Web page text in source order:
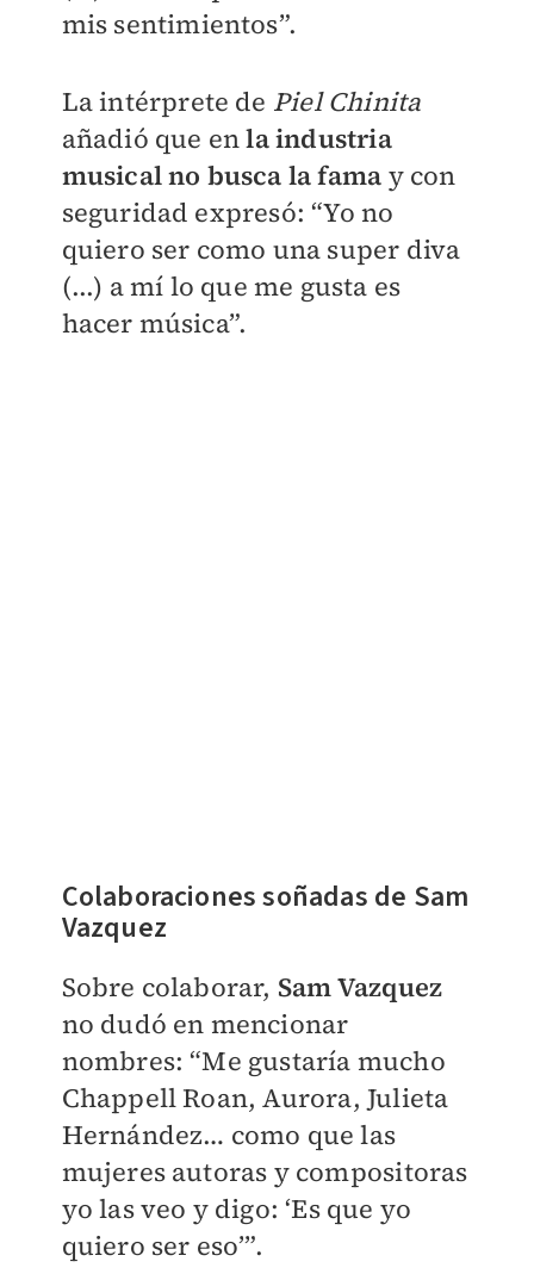
mis sentimientos”.
La intérprete de Piel Chinita
añadió que enla industria
musical no busca la fama y con
seguridad expresó: “Yo no
quiero ser como una super diva
(...) a mí lo que me gusta es
hacer música”.
Colaboraciones soñadas de Sam
Vazquez
Sobre colaborar, Sam Vazquez
no dudó en mencionar
nombres: “Me gustaría mucho
Chappell Roan, Aurora, Julieta
Hernández… como que las
mujeres autoras y compositoras
yo las veo y digo: ‘Es que yo
quiero ser eso’”.